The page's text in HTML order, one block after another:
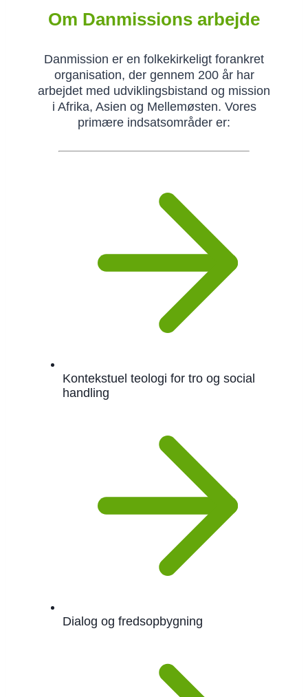
Om Danmissions arbejde
Danmission er en folkekirkeligt forankret
organisation, der gennem 200 år har
arbejdet med udviklingsbistand og mission
i Afrika, Asien og Mellemøsten. Vores
primære indsatsområder er:
Kontekstuel teologi for tro og social
handling
Dialog og fredsopbygning